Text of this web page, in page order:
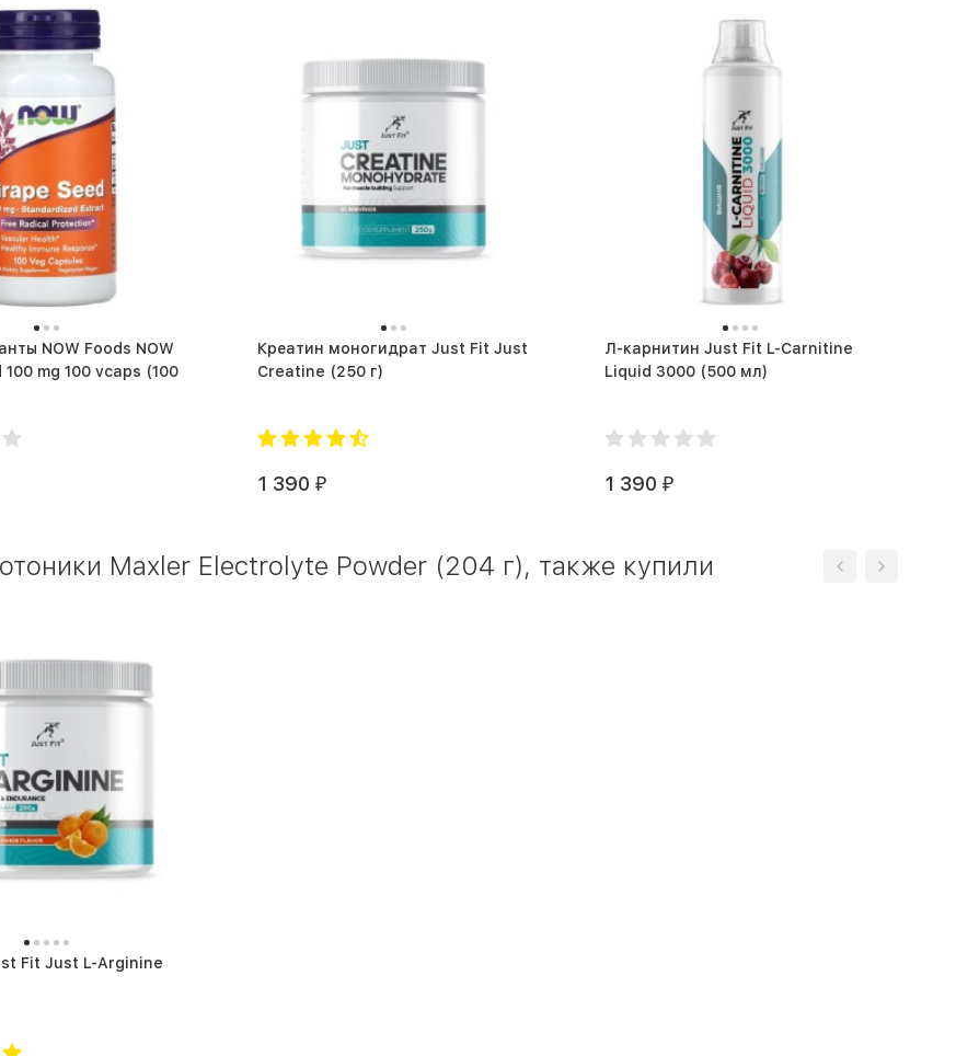
NOW
mg 100 vcaps (100
Креатин моногидрат Just Fit Just
Creatine (250 г)
1 390 ₽
Л-карнитин Just Fit L-Carnitine
Liquid 3000 (500 мл)
1 390 ₽
Maxler Electrolyte Powder (204 г), также купили
Fit Just L-Arginine